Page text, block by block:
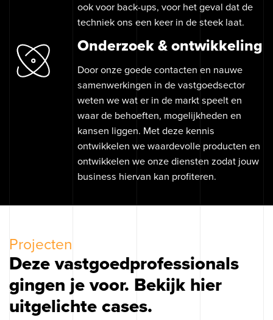
ook voor back-ups, voor het geval dat de
techniek ons een keer in de steek laat.
Onderzoek & ontwikkeling
Door onze goede contacten en nauwe
samenwerkingen in de vastgoedsector
weten we wat er in de markt speelt en
waar de behoeften, mogelijkheden en
kansen liggen. Met deze kennis
ontwikkelen we waardevolle producten en
ontwikkelen we onze diensten zodat jouw
business hiervan kan profiteren.
Projecten
Deze vastgoedprofessionals
gingen je voor. Bekijk hier
uitgelichte cases.
Op zoek naareen sterke
huisstijl?❘
Contact opnemen
info@ogonline.nl
2516 BE Den Haag